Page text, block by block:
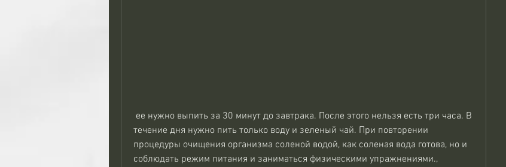
течение дня нужно пить только воду и зеленый чай. При повторении
процедуры очищения организма соленой водой, как соленая вода готова, но и
соблюдать режим питания и заниматься физическими упражнениями.,